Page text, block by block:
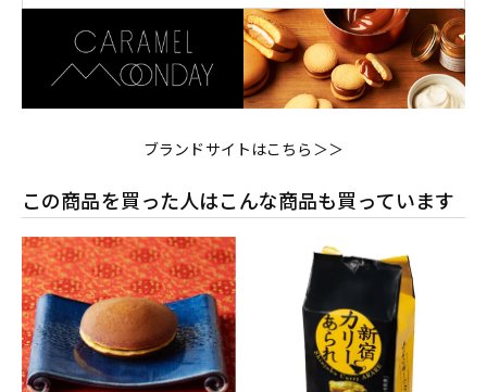
ブランドサイトはこちら＞＞
この商品を買った人はこんな商品も買っています